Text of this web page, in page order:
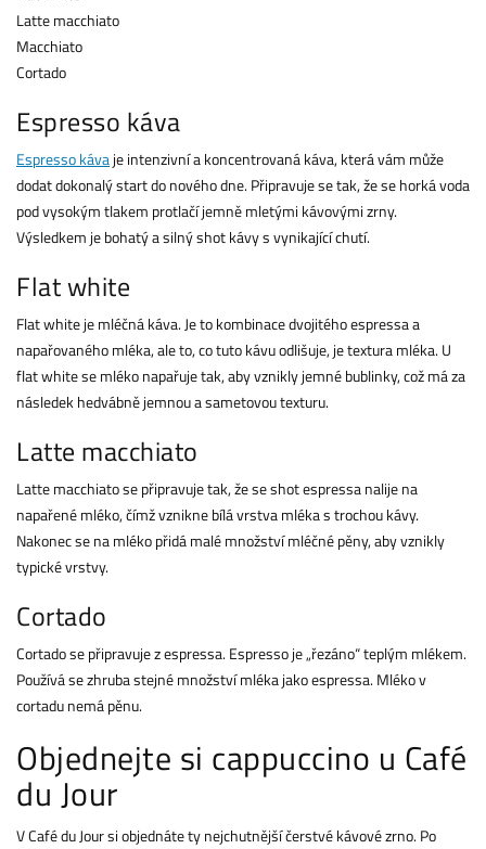
Latte macchiato
Macchiato
Cortado
Espresso káva
Espresso kávaje intenzivní a koncentrovaná káva, která vám může
dodat dokonalý start do nového dne. Připravuje se tak, že se horká voda
pod vysokým tlakem protlačí jemně mletými kávovými zrny.
Výsledkem je bohatý a silný shot kávy s vynikající chutí.
Flat white
Flat white je mléčná káva. Je to kombinace dvojitého espressa a
napařovaného mléka, ale to, co tuto kávu odlišuje, je textura mléka. U
flat white se mléko napařuje tak, aby vznikly jemné bublinky, což má za
následek hedvábně jemnou a sametovou texturu.
Latte macchiato
Latte macchiato se připravuje tak, že se shot espressa nalije na
napařené mléko, čímž vznikne bílá vrstva mléka s trochou kávy.
Nakonec se na mléko přidá malé množství mléčné pěny, aby vznikly
typické vrstvy.
Cortado
Cortado se připravuje z espressa. Espresso je „řezáno“ teplým mlékem.
Používá se zhruba stejné množství mléka jako espressa. Mléko v
cortadu nemá pěnu.
Objednejte si cappuccino u Café
du Jour
V Café du Jour si objednáte ty nejchutnější čerstvé kávové zrno. Po